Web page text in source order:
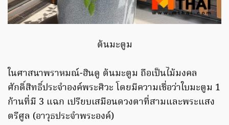
ต้นมะตูม
ในศาสนาพราหมณ์-ฮินดู ต้นมะตูม ถือเป็นไม้มงคล
ศักดิ์สิทธิ์ประจำองค์พระศิวะ โดยมีความเชื่อว่าใบมะตูม 1
ก้านที่มี 3 แฉก เปรียบเสมือนดวงตาที่สามและพระแสง
ตรีศูล (อาวุธประจำพระองค์)